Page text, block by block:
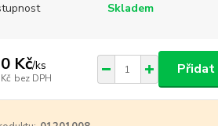
Skladem
Kč/ks
bez DPH
Přidat